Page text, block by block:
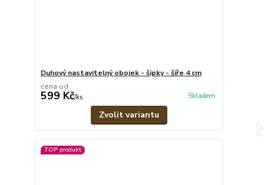
Duhový nastavitelný obojek - šipky - šíře 4 cm
cena od
599 Kč/ks Skladem
Zvolit variantu
TOP produkt